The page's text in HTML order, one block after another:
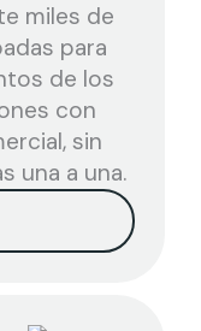
miles de
para
de los
con
sin
una a una.